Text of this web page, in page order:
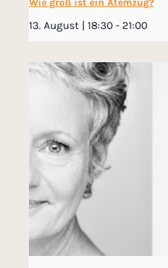
Wie groß ist ein Atemzug?
13. August | 18:30 - 21:00